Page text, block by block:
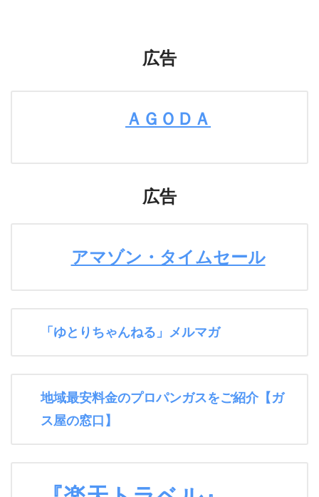
広告
ＡＧＯＤＡ
広告
アマゾン・タイムセール
「ゆとりちゃんねる」メルマガ
地域最安料金のプロパンガスをご紹介【ガ
ス屋の窓口】